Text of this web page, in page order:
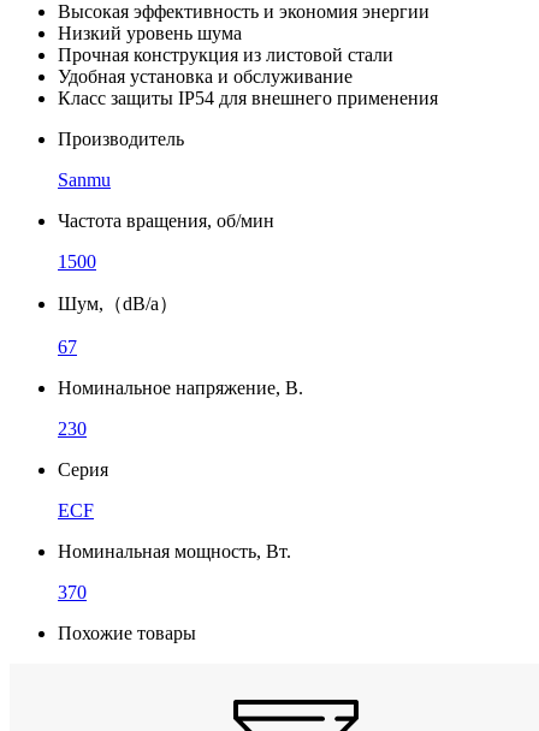
Высокая эффективность и экономия энергии
Низкий уровень шума
Прочная конструкция из листовой стали
Удобная установка и обслуживание
Класс защиты IP54 для внешнего применения
Производитель
Sanmu
Частота вращения, об/мин
1500
Шум,（dB/a）
67
Номинальное напряжение, В.
230
Серия
ECF
Номинальная мощность, Вт.
370
Похожие товары